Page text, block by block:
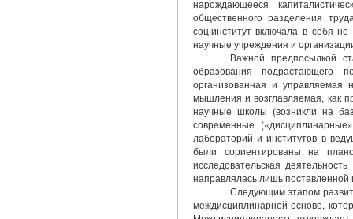
нарождающееся
общественного разделения
соц.институт включала в себя
научные учреждения и
Важной предпосылкой
образования подрастающего
организованная и управляемая
мышления и возглавляемая, как
научные школы (возникли на
современные
лабораторий и институтов в
были сориентированы на
исследовательская
направлялась лишь
Следующим этапом
междисциплинарной основе,